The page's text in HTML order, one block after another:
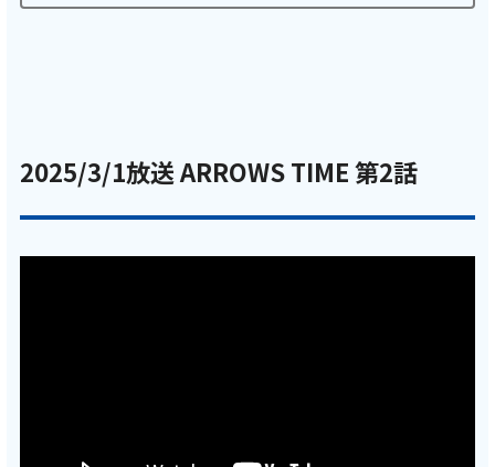
会社案内
お知らせ
2025/3/1放送 ARROWS TIME 第2話